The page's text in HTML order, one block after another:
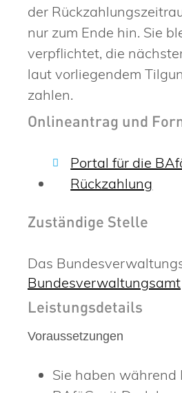
der
nur zum Ende hin. Sie
verpflichtet, die
laut vorliegendem
zahlen.
Onlineantrag und
Portal für die
Rückzahlung
Zuständige Stelle
Das
Bundesverwaltungsamt
Leistungsdetails
Voraussetzungen
Sie haben während